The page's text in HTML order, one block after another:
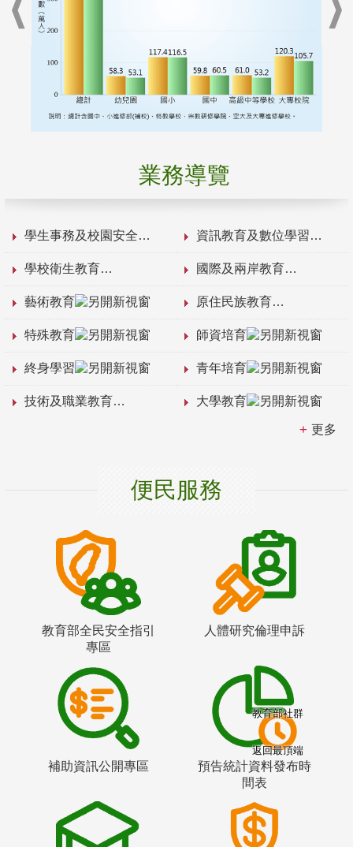
業務導覽
學生事務及校園安全 資訊教育及數位學習
學校衛生教育 國際及兩岸教育
藝術教育 原住民族教育
特殊教育 師資培育
終身學習 青年培育
技術及職業教育 大學教育
更多
便民服務
教育部全民安全指引
專區
人體研究倫理申訴
補助資訊公開專區
預告統計資料發布時
間表
教育部社群
返回最頂端